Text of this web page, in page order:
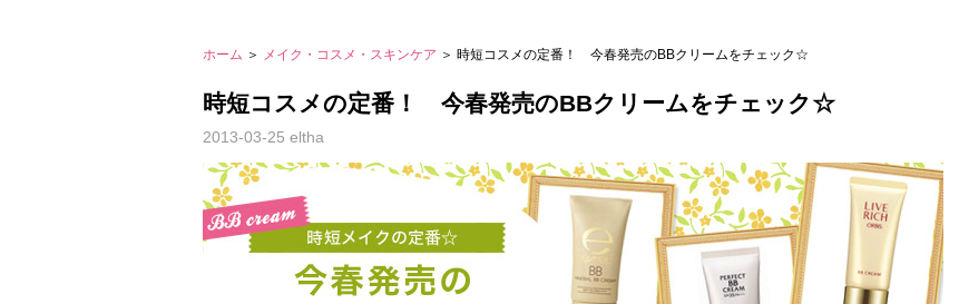
ホーム ＞ メイク・コスメ・スキンケア ＞ 時短コスメの定番！ 今春発売のBBクリームをチェック☆
時短コスメの定番！ 今春発売のBBクリームをチェック☆
2013-03-25 eltha